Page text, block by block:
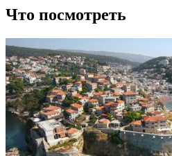
Что посмотреть